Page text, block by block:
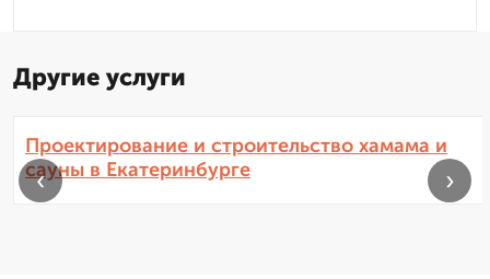
Другие услуги
Проектирование и строительство хамама и
сауны в Екатеринбурге
‹ ›